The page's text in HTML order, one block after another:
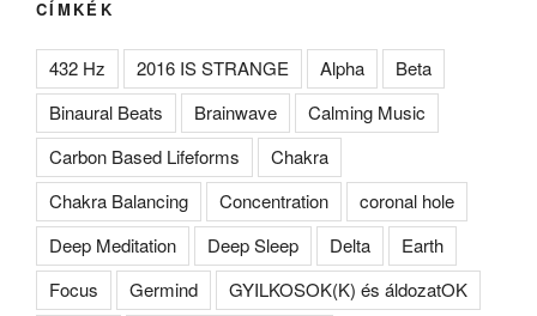
CÍMKÉK
432 Hz 2016 IS STRANGE Alpha
Beta
Binaural Beats
Brainwave
Calming Music
Carbon Based Lifeforms
Chakra
Chakra Balancing
Concentration
coronal hole
Deep Meditation
Deep Sleep Delta
Earth
Focus
Germind GYILKOSOK(K) és áldozatOK